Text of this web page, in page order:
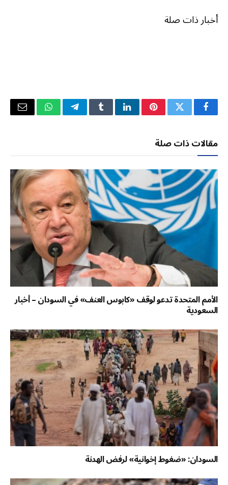
أخبار ذات صلة
فيسبوكتويتر بينتيريستلينكدإنTumblrتيلقرامواتسابالبريد
مقالات ذات صلة
الأمم المتحدة تدعو لوقف «كابوس العنف» في السودان – أخبار
السعودية
السودان: «ضغوط إخوانية» لرفض الهدنة